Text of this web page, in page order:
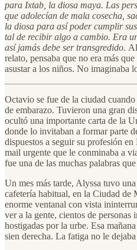
para Ixtab, la diosa maya. Las
que adolecían de mala cosecha,
la diosa para así poder cumplir
tal de recibir algo a cambio. Era
así jamás debe ser transgredido.
relato, pensaba que no era más
asustar a los niños. No imaginaba
Octavio se fue de la ciudad
de embarazo. Tuvieron una gran
ocultó una importante carta de la
donde lo invitaban a formar parte
dispuestos a seguir su profesión
mail urgente que le conminaba a
fue una de las muchas palabras
Un mes más tarde, Alyssa tuvo
cafetería habitual, en la Ciudad de
enorme ventanal con vista
ver a la gente, cientos de personas
hostigadas por la urbe. Esa
sien derecha. La fatiga no le